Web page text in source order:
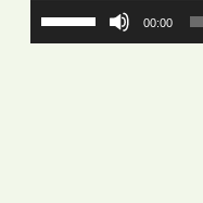
00:00
במקש